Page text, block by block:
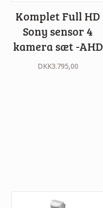
Komplet Full HD
Sony sensor 4
kamera sæt -AHD
DKK3.795,00